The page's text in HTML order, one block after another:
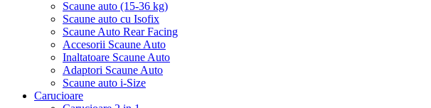
Scaune auto (15-36 kg)
Scaune auto cu Isofix
Scaune Auto Rear Facing
Accesorii Scaune Auto
Inaltatoare Scaune Auto
Adaptori Scaune Auto
Scaune auto i-Size
Carucioare